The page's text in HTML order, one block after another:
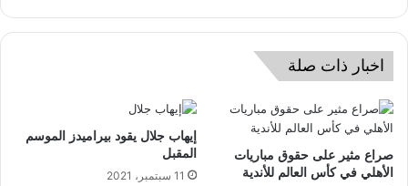
اخبار ذات صلة
صراع مثير على حقوق مباريات
الأهلي في كأس العالم للأندية
إيهاب جلال يقود بيراميدز الموسم
المقبل
11 سبتمبر، 2021